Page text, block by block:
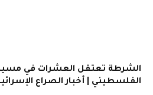
الشرطة تعتقل العشرات في
الفلسطيني | أخبار الصراع